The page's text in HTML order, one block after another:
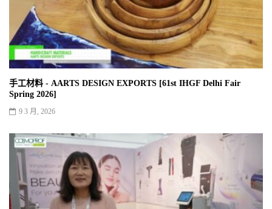
手工材料 - AARTS DESIGN EXPORTS [61st IHGF Delhi Fair
Spring 2026]
9 3 月, 2026